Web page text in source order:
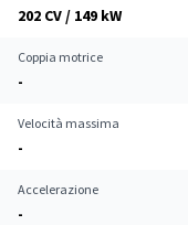
202 CV / 149 kW
Coppia motrice
-
Velocità massima
-
Accelerazione
-